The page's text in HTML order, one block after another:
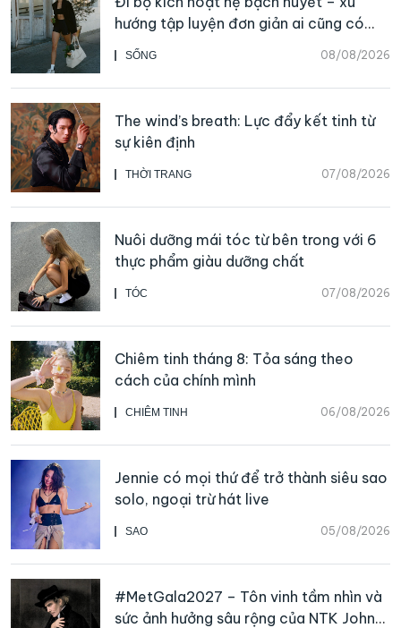
SỐNG 08/08/2026
hướng tập luyện đơn giản ai cũng có
thể bắt đầu
THỜI TRANG 07/08/2026
The wind’s breath: Lực đẩy kết tinh từ
sự kiên định
TÓC 07/08/2026
Nuôi dưỡng mái tóc từ bên trong với 6
thực phẩm giàu dưỡng chất
CHIÊM TINH 06/08/2026
Chiêm tinh tháng 8: Tỏa sáng theo
cách của chính mình
SAO 05/08/2026
Jennie có mọi thứ để trở thành siêu sao
solo, ngoại trừ hát live
#MetGala2027 – Tôn vinh tầm nhìn và
sức ảnh hưởng sâu rộng của NTK John